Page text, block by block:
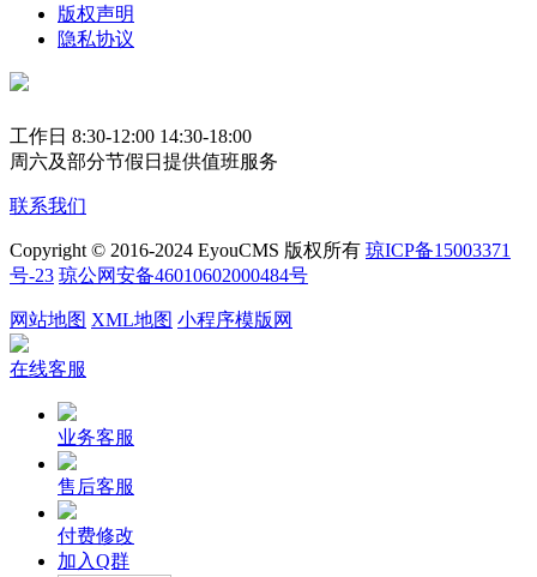
版权声明
隐私协议
工作日 8:30-12:00 14:30-18:00
周六及部分节假日提供值班服务
联系我们
Copyright © 2016-2024 EyouCMS 版权所有 琼ICP备15003371
号-23 琼公网安备46010602000484号
网站地图 XML地图 小程序模版网
在线客服
业务客服
售后客服
付费修改
加入Q群